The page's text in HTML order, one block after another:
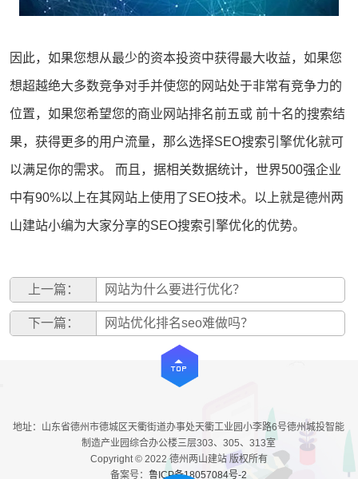
因此，如果您想从最少的资本投资中获得最大收益，如果您
想超越绝大多数竞争对手并使您的网站处于非常有竞争力的
位置，如果您希望您的商业 网站排名前五或 前十名的搜索结
果，获得更多的用户流量，那么选择SEO搜索引擎优化就可
以满足你的需求。 而且，据相关数据统计，世界500强企业
中有90%以上在其网站上使用了SEO技术。以上就是德州两
山建站小编为大家分享的SEO搜索引擎优化的优势。
上一篇： 网站为什么要进行优化？
下一篇： 网站优化排名seo难做吗？
地址：山东省德州市德城区天衢街道办事处天衢工业园小李路6号德州城投智能
制造产业园综合办公楼三层303、305、313室
Copyright © 2022 德州两山建站 版权所有
备案号：鲁ICP备18057084号-2